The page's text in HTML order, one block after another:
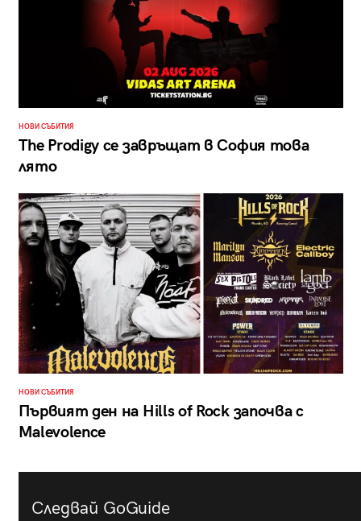
НОВИ СЪБИТИЯ
The Prodigy се завръщат в София това
лято
НОВИ СЪБИТИЯ
Първият ден на Hills of Rock започва с
Malevolence
Следвай GoGuide